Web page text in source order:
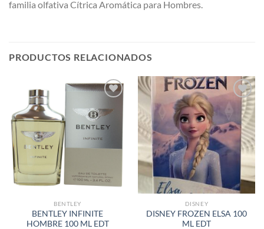
familia olfativa Cítrica Aromática para Hombres.
PRODUCTOS RELACIONADOS
AÑADIR
A LA
LISTA
DE
DESEOS
BENTLEY
BENTLEY INFINITE
HOMBRE 100 ML EDT
AÑADIR
LISTA
DESEOS
DISNEY
DISNEY FROZEN ELSA 100
ML EDT